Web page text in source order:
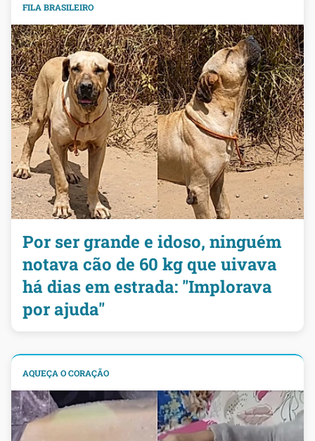
FILA BRASILEIRO
Por ser grande e idoso, ninguém
notava cão de 60 kg que uivava
há dias em estrada: "Implorava
por ajuda"
AQUEÇA O CORAÇÃO